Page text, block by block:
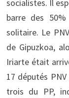
socialistes. Il
barre des
solitaire. Le
de Gipuzkoa,
Iriarte était
17 députés
trois du PP,